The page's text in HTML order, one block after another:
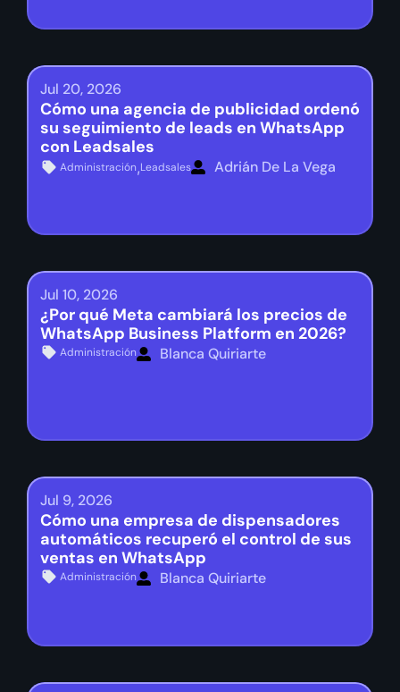
Jul 20, 2026
Cómo una agencia de publicidad ordenó
su seguimiento de leads en WhatsApp
con Leadsales
Administración,Leadsales Adrián De La Vega
Jul 10, 2026
¿Por qué Meta cambiará los precios de
WhatsApp Business Platform en 2026?
Administración Blanca Quiriarte
Jul 9, 2026
Cómo una empresa de dispensadores
automáticos recuperó el control de sus
ventas en WhatsApp
Administración Blanca Quiriarte